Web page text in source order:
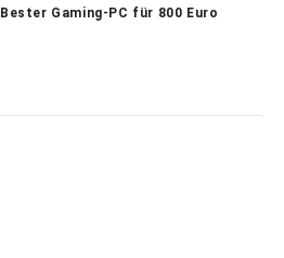
Gaming-PC für 800 Euro